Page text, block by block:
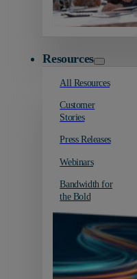
Resources
All Resources
Customer
Stories
Press Releases
Webinars
Bandwidth for
the Bold